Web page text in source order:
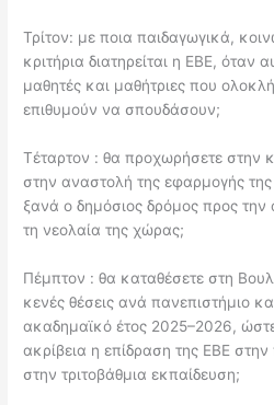
Τρίτον: με ποια παιδαγωγικά,
κριτήρια διατηρείται η ΕΒΕ, όταν
μαθητές και μαθήτριες που
επιθυμούν να σπουδάσουν;
Τέταρτον : θα προχωρήσετε στην
στην αναστολή της εφαρμογής
ξανά ο δημόσιος δρόμος προς την
τη νεολαία της χώρας;
Πέμπτον : θα καταθέσετε στη
κενές θέσεις ανά πανεπιστήμιο
ακαδημαϊκό έτος 2025–2026,
ακρίβεια η επίδραση της ΕΒΕ
στην τριτοβάθμια εκπαίδευση;